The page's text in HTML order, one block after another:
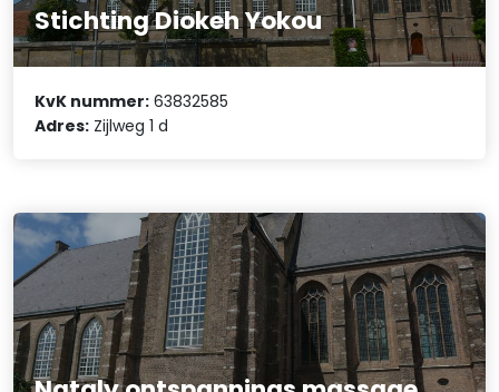
Stichting Diokeh Yokou
KvK nummer: 63832585
Adres: Zijlweg 1 d